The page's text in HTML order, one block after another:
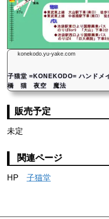
konekodo.yu-yake.com
子猫堂 =KONEKODO= ハンド
橋 猫 夜空 魔法
販売予定
未定
関連ページ
HP 子猫堂